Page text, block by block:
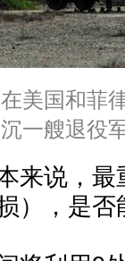
美国和菲
一艘退役
来说，
），是